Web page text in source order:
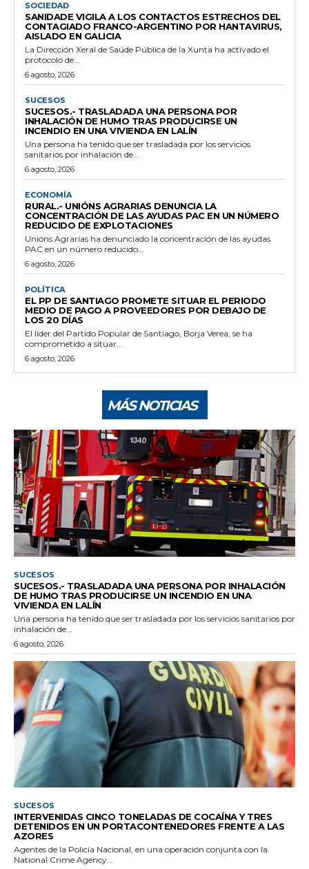
SOCIEDAD
SANIDADE VIGILA A LOS CONTACTOS ESTRECHOS DEL
CONTAGIADO FRANCO-ARGENTINO POR HANTAVIRUS,
AISLADO EN GALICIA
La Dirección Xeral de Saúde Pública de la Xunta ha activado el
protocolo de...
6 agosto, 2026
SUCESOS
SUCESOS.- TRASLADADA UNA PERSONA POR
INHALACIÓN DE HUMO TRAS PRODUCIRSE UN
INCENDIO EN UNA VIVIENDA EN LALÍN
Una persona ha tenido que ser trasladada por los servicios
sanitarios por inhalación de...
6 agosto, 2026
ECONOMÍA
RURAL.- UNIÓNS AGRARIAS DENUNCIA LA
CONCENTRACIÓN DE LAS AYUDAS PAC EN UN NÚMERO
REDUCIDO DE EXPLOTACIONES
Unións Agrarias ha denunciado la concentración de las ayudas
PAC en un número reducido...
6 agosto, 2026
POLÍTICA
EL PP DE SANTIAGO PROMETE SITUAR EL PERIODO
MEDIO DE PAGO A PROVEEDORES POR DEBAJO DE
LOS 20 DÍAS
El líder del Partido Popular de Santiago, Borja Verea, se ha
comprometido a situar...
6 agosto, 2026
MÁS NOTICIAS
SUCESOS
SUCESOS.- TRASLADADA UNA PERSONA POR INHALACIÓN
DE HUMO TRAS PRODUCIRSE UN INCENDIO EN UNA
VIVIENDA EN LALÍN
Una persona ha tenido que ser trasladada por los servicios sanitarios por
inhalación de...
6 agosto, 2026
SUCESOS
INTERVENIDAS CINCO TONELADAS DE COCAÍNA Y TRES
DETENIDOS EN UN PORTACONTENEDORES FRENTE A LAS
AZORES
Agentes de la Policía Nacional, en una operación conjunta con la
National Crime Agency...